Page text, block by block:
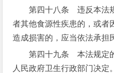
第四十八条 违反本法
者其他食源性疾患的，或者
造成损害的，应当依法承担
第四十九条 本法规定
人民政府卫生行政部门决定